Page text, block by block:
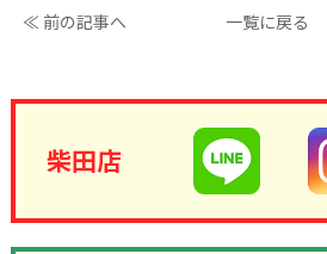
≪ 前の記事へ 一覧に戻る
柴田店